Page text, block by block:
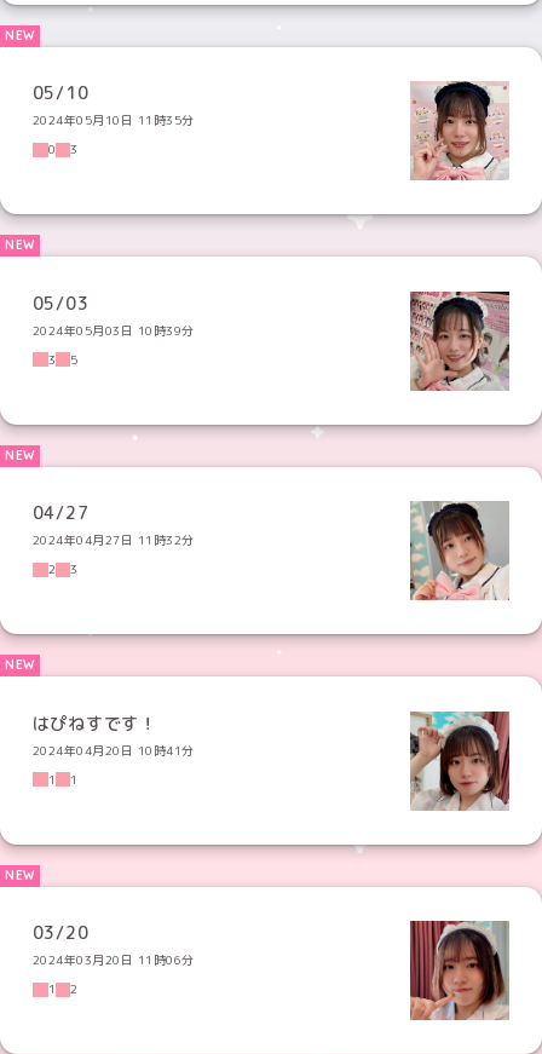
05/10
2024年05月10日 11時35分
0
3
05/03
2024年05月03日 10時39分
3
5
04/27
2024年04月27日 11時32分
2
3
はぴねすです！
2024年04月20日 10時41分
1
1
03/20
2024年03月20日 11時06分
1
2